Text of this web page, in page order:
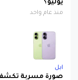
يوليو؟
منذ عام واحد
ابل